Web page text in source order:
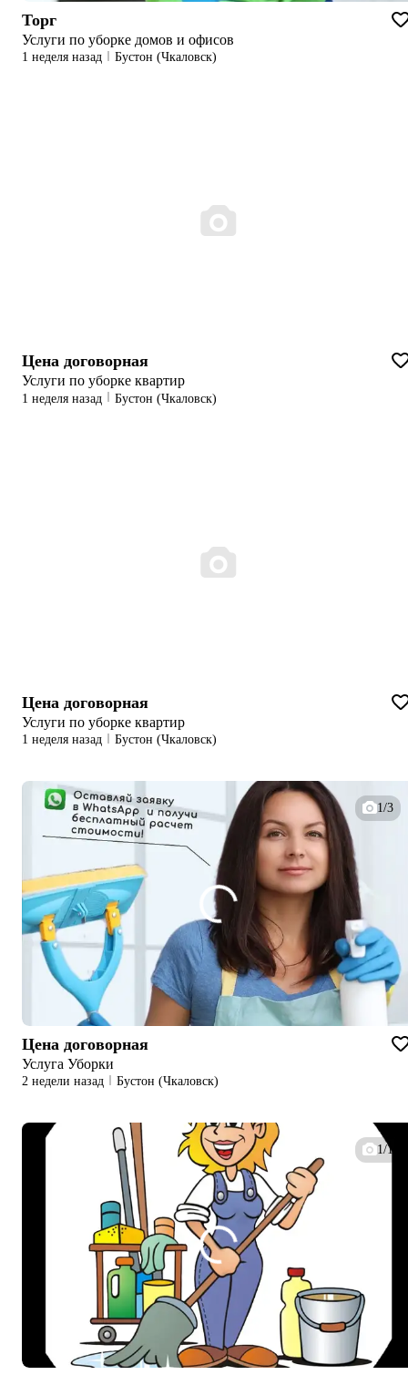
Торг
Услуги по уборке домов и офисов
1 неделя назад Бустон (Чкаловск)
Цена договорная
Услуги по уборке квартир
1 неделя назад Бустон (Чкаловск)
Цена договорная
Услуги по уборке квартир
1 неделя назад Бустон (Чкаловск)
1/3
Цена договорная
Услуга Уборки
2 недели назад Бустон (Чкаловск)
1/1